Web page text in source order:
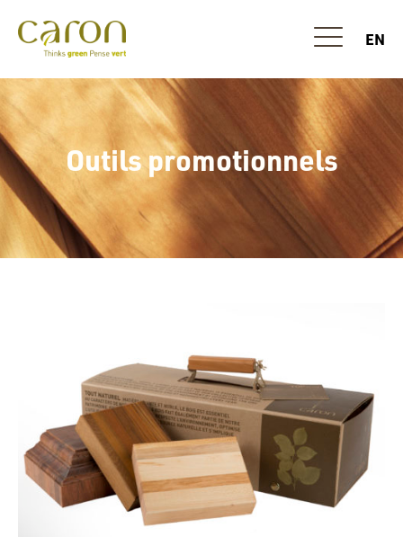
EN
Outils promotionnels